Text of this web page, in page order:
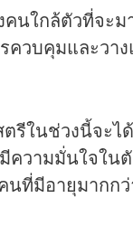
คนใกล้ตัวที่จะ
ควบคุมและวา
ตรีในช่วงนี้จะไ
ความมั่นใจใน
นที่มีอายุมากก